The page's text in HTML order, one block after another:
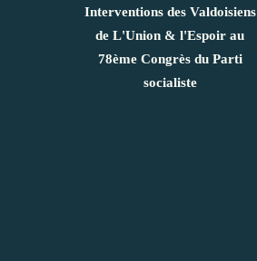
Interventions des Valdoisiens
de L'Union & l'Espoir au
78ème Congrès du Parti
socialiste